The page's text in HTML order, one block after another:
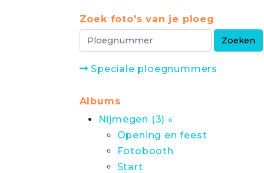
Zoek foto's van je ploeg
Speciale ploegnummers
Albums
Nijmegen (3) »
Opening en feest
Fotobooth
Start